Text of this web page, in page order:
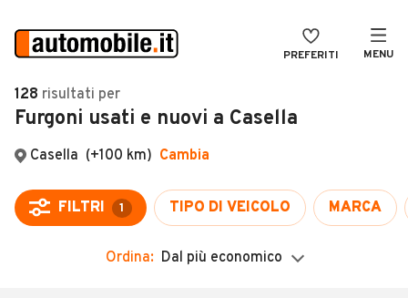
PREFERITI MENU
Auto
Auto usate
Auto Km 0
Auto Nuove
Noleggio a lungo termine
VENDI
MAGAZINE
ACCEDI
128 risultati per
Furgoni usati e nuovi a Casella
Ordina: Dal più economico